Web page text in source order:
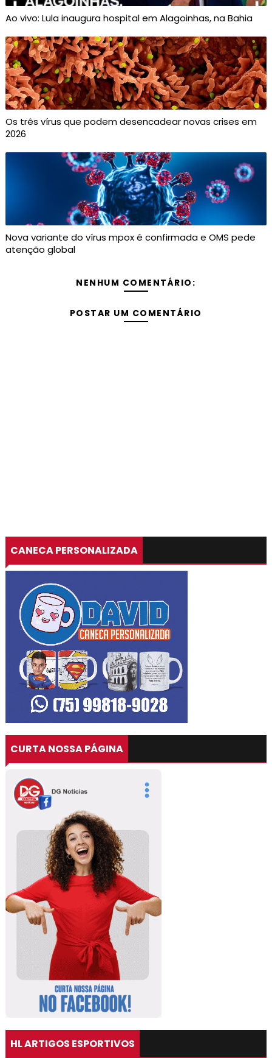
Ao vivo: Lula inaugura hospital em Alagoinhas, na Bahia
Os três vírus que podem desencadear novas crises em
2026
Nova variante do vírus mpox é confirmada e OMS pede
atenção global
NENHUM COMENTÁRIO:
POSTAR UM COMENTÁRIO
CANECA PERSONALIZADA
CURTA NOSSA PÁGINA
HL ARTIGOS ESPORTIVOS